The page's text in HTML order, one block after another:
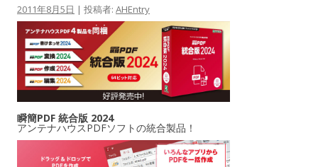
2011年8月5日 | 投稿者: AHEntry
瞬簡PDF 統合版 2024
アンテナハウスPDFソフトの統合製品！